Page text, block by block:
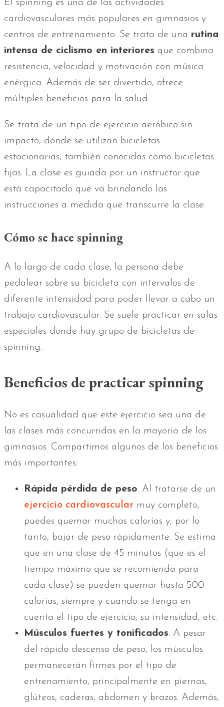
El spinning es una de las actividades
cardiovasculares más populares en gimnasios y
centros de entrenamiento. Se trata de una rutina
intensa de ciclismo en interiores que combina
resistencia, velocidad y motivación con música
enérgica. Además de ser divertido, ofrece
múltiples beneficios para la salud.
Se trata de un tipo de ejercicio aeróbico sin
impacto, donde se utilizan bicicletas
estacionarias, también conocidas como bicicletas
fijas. La clase es guiada por un instructor que
está capacitado que va brindando las
instrucciones a medida que transcurre la clase.
Cómo se hace spinning
A lo largo de cada clase, la persona debe
pedalear sobre su bicicleta con intervalos de
diferente intensidad para poder llevar a cabo un
trabajo cardiovascular. Se suele practicar en salas
especiales donde hay grupo de bicicletas de
spinning.
Beneficios de practicar spinning
No es casualidad que este ejercicio sea una de
las clases más concurridas en la mayoría de los
gimnasios. Compartimos algunos de los beneficios
más importantes:
Rápida pérdida de peso. Al tratarse de un
ejercicio cardiovascular muy completo,
puedes quemar muchas calorías y, por lo
tanto, bajar de peso rápidamente. Se estima
que en una clase de 45 minutos (que es el
tiempo máximo que se recomienda para
cada clase) se pueden quemar hasta 500
calorías, siempre y cuando se tenga en
cuenta el tipo de ejercicio, su intensidad, etc.
Músculos fuertes y tonificados. A pesar
del rápido descenso de peso, los músculos
permanecerán firmes por el tipo de
entrenamiento, principalmente en piernas,
glúteos, caderas, abdomen y brazos. Además,